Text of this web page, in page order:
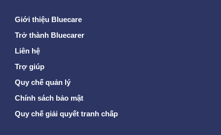
Giới thiệu Bluecare
Trở thành Bluecarer
Liên hệ
Trợ giúp
Quy chế quản lý
Chính sách bảo mật
Quy chế giải quyết tranh chấp